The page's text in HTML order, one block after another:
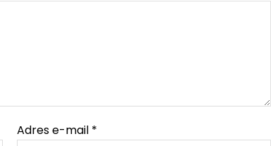
Adres e-mail *